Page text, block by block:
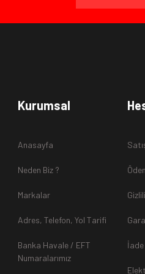
sitesinden almış
ürünlerin "Gönderici Ödemeli”
Kurumsal
Anasayfa
Neden Biz ?
Markalar
Adres, Telefon, Yol Tarifi
Banka Havale / EFT
Numaralarımız
İade